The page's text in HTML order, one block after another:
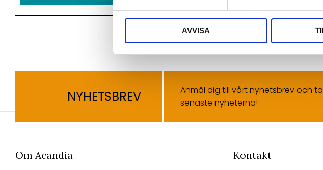
AVVISA
NYHETSBREV
Anmäl dig till vårt nyhetsbrev och
senaste nyheterna!
Om Acandia Kontakt